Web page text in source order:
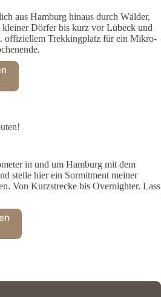
aus Hamburg hinaus durch Wälder,
kleiner Dörfer bis kurz vor Lübeck und
offiziellem Trekkingplatz für ein Mikro-
in und um Hamburg mit dem
stelle hier ein Sormitment meiner
Von Kurzstrecke bis Overnighter. Lass